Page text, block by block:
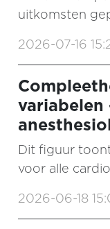
uitkomsten
2026-07-16
Dit figuur
voor alle
2026-06-18